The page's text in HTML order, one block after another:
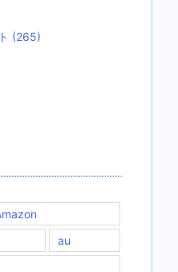
(265)
au